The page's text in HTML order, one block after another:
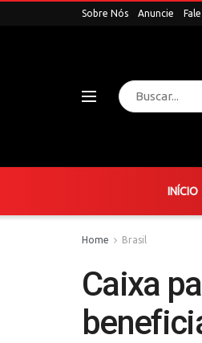
Sobre Nós Anuncie
INÍCIO
Home Brasil
Caixa